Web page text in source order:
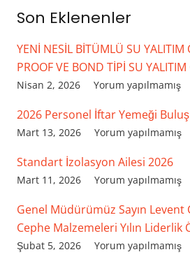
Son Eklenenler
YENİ NESİL BİTÜMLÜ SU YALITIM
PROOF VE BOND TİPİ SU YALITIM
Nisan 2, 2026 Yorum yapılmamış
2026 Personel İftar Yemeği
Mart 13, 2026 Yorum yapılmamış
Standart İzolasyon Ailesi 2026
Mart 11, 2026 Yorum yapılmamış
Genel Müdürümüz Sayın Levent
Cephe Malzemeleri Yılın Liderlik
Şubat 5, 2026 Yorum yapılmamış